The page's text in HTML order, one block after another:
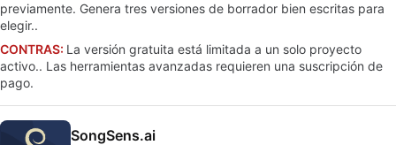
previamente. Genera tres versiones de borrador bien escritas para
elegir..
CONTRAS: La versión gratuita está limitada a un solo proyecto
activo.. Las herramientas avanzadas requieren una suscripción de
pago.
SongSens.ai